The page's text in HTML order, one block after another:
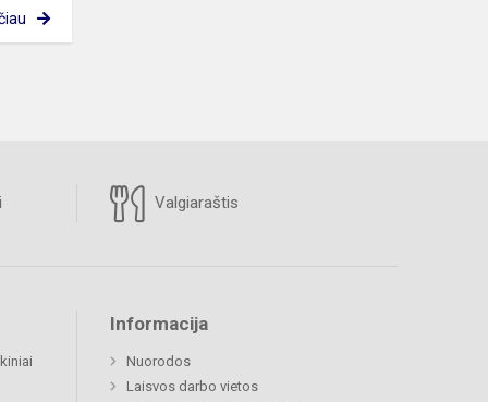
Valgiaraštis
Informacija
Nuorodos
Laisvos darbo vietos